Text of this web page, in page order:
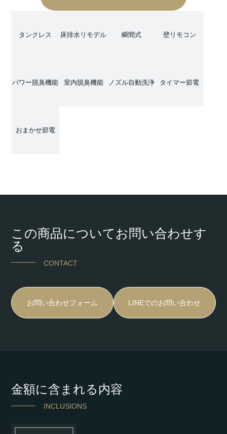
タンクレス 床排水リモデル 瞬間式 壁リモコン
パワー脱臭機能 室内脱臭機能 ノズル自動洗浄 タイマー節電
おまかせ節電
この商品についてお問い合わせす
る
CONTACT
お問い合わせフォーム LINEでのお問い合わせ
金額に含まれる内容
INCLUSIONS